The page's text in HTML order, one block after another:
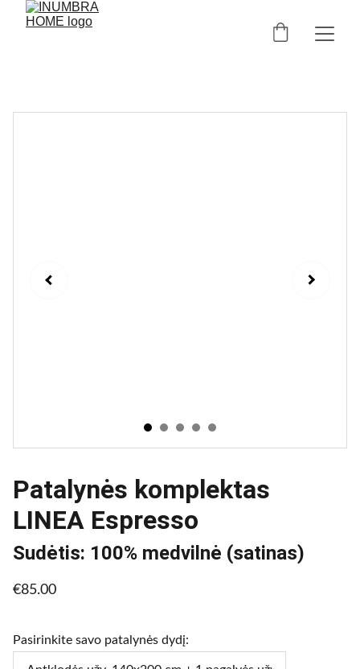
Patalynės komplektas
LINEA Espresso
Sudėtis: 100% medvilnė (satinas)
€85.00
Pasirinkite savo patalynės dydį: